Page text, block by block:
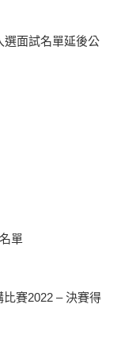
選面試名單延後公
單
賽2022 – 決賽得